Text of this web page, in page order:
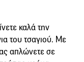
καλά την
του τσαγιού. Με
απλώνετε σε